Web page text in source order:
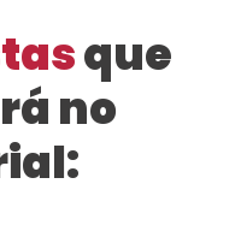
que
no